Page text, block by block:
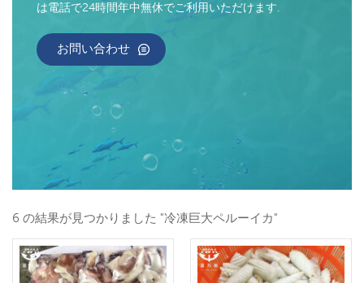
は電話で24時間年中無休でご利用いただけます.
お問い合わせ
6 の結果が見つかりました "冷凍巨大ペルーイカ"